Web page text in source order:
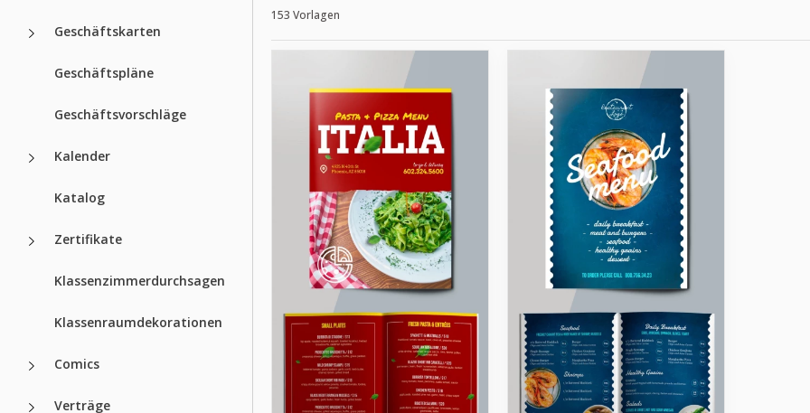
Geschäftskarten
Geschäftspläne
Geschäftsvorschläge
Kalender
Katalog
Zertifikate
Klassenzimmerdurchsagen
Klassenraumdekorationen
Comics
Verträge
153 Vorlagen